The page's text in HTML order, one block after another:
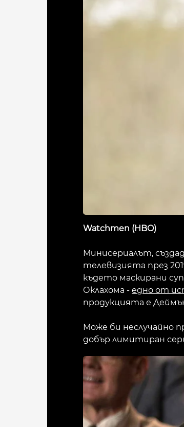
Watchmen (HBO)
Минисериалът,
телевизията през
където маскирани
Оклахома - едно от
продукцията е
Може би неслучайно
добър лимитиран